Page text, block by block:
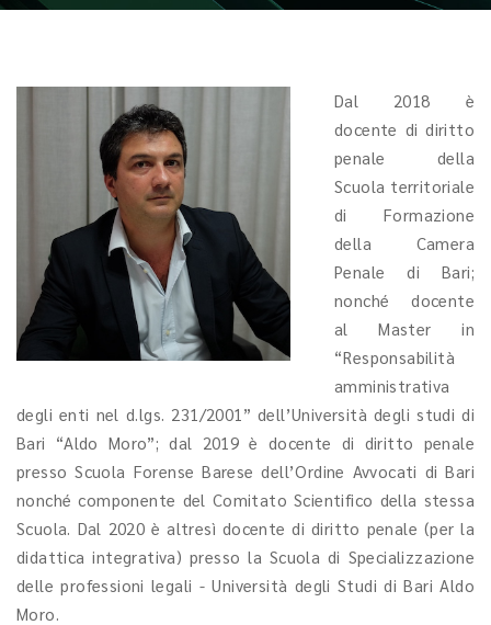
Dal 2018 è
docente di diritto
penale della
Scuola territoriale
di Formazione
della Camera
Penale di Bari;
nonché docente
al Master in
“Responsabilità
amministrativa
degli enti nel d.lgs. 231/2001” dell’Università degli studi di
Bari “Aldo Moro”; dal 2019 è docente di diritto penale
presso Scuola Forense Barese dell’Ordine Avvocati di Bari
nonché componente del Comitato Scientifico della stessa
Scuola. Dal 2020 è altresì docente di diritto penale (per la
didattica integrativa) presso la Scuola di Specializzazione
delle professioni legali - Università degli Studi di Bari Aldo
Moro.